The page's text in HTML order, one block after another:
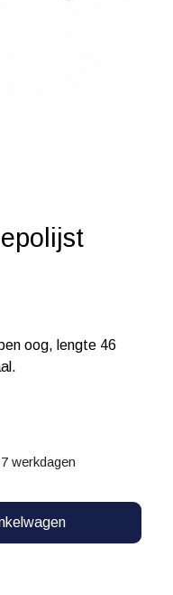
oog, lengte 46
werkdagen